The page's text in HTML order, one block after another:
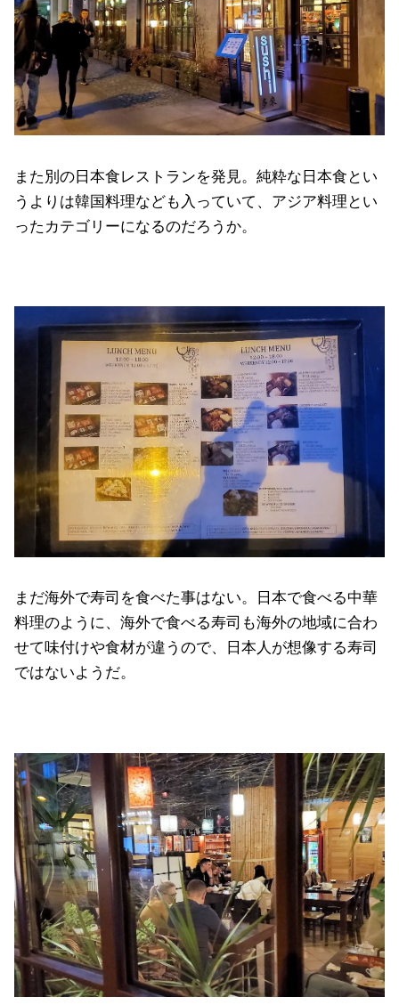
また別の日本食レストランを発見。純粋な日本食とい
うよりは韓国料理なども入っていて、アジア料理とい
ったカテゴリーになるのだろうか。
まだ海外で寿司を食べた事はない。日本で食べる中華
料理のように、海外で食べる寿司も海外の地域に合わ
せて味付けや食材が違うので、日本人が想像する寿司
ではないようだ。